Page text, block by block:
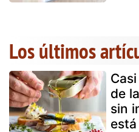
Los últimos
de
sin